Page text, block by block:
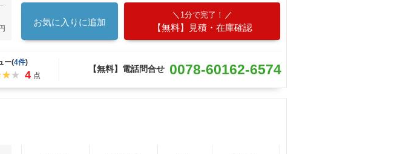
お気に入りに追加
1分で完了！
【無料】見積・在庫確認
ー(4件)
4 点
【無料】電話問合せ 0078-60162-6574